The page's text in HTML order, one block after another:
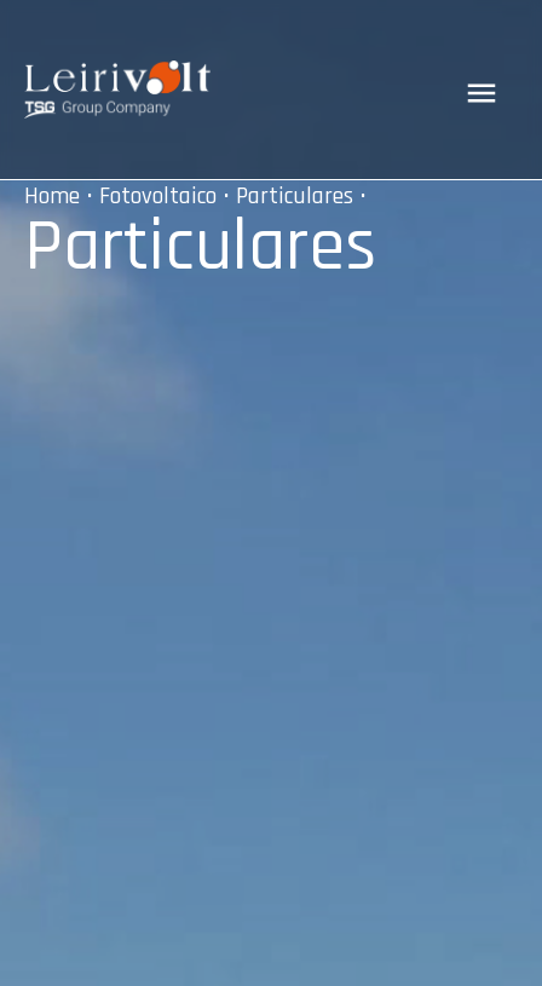
Home • Fotovoltaico • Particulares •
Particulares